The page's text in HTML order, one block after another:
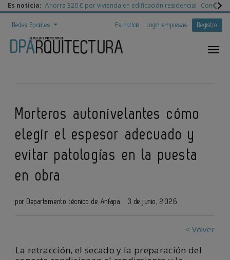
Es noticia: Ahorra 320 € por vivienda en edificación residencial
Redes Sociales Es noticia Login empresas Registro
Morteros autonivelantes cómo
elegir el espesor adecuado y
evitar patologías en la puesta
en obra
por Departamento técnico de Anfapa 3 de junio, 2026
< Volver
La retracción, el secado y la preparación del